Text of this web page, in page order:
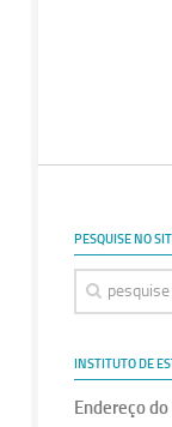
PESQUISE NO
INSTITUTO DE
Endereço